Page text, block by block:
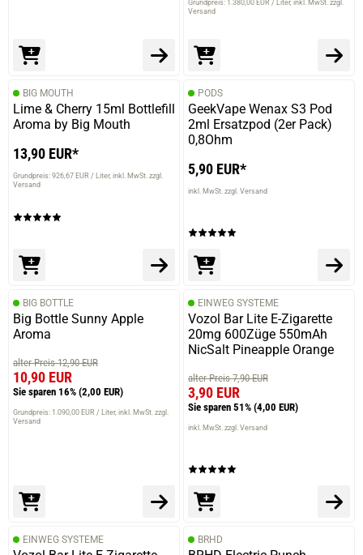
Grundpreis: 1.380,00 EUR / Liter inkl. MwSt. zzgl.
Versand
BIG MOUTH
Lime & Cherry 15ml Bottlefill
Aroma by Big Mouth
13,90 EUR*
Grundpreis: 926,67 EUR / Liter inkl. MwSt. zzgl.
Versand
PODS
GeekVape Wenax S3 Pod
2ml Ersatzpod (2er Pack)
0,8Ohm
5,90 EUR*
inkl. MwSt. zzgl. Versand
BIG BOTTLE
Big Bottle Sunny Apple
Aroma
alter Preis 12,90 EUR
10,90 EUR
Sie sparen 16% (2,00 EUR)
Grundpreis: 1.090,00 EUR / Liter inkl. MwSt. zzgl.
Versand
EINWEG SYSTEME
Vozol Bar Lite E-Zigarette
20mg 600Züge 550mAh
NicSalt Pineapple Orange
alter Preis 7,90 EUR
3,90 EUR
Sie sparen 51% (4,00 EUR)
inkl. MwSt. zzgl. Versand
EINWEG SYSTEME BRHD